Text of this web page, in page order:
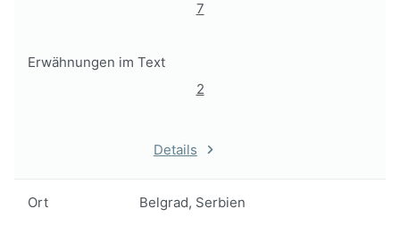
7
Erwähnungen im Text
2
Details
Ort Belgrad, Serbien